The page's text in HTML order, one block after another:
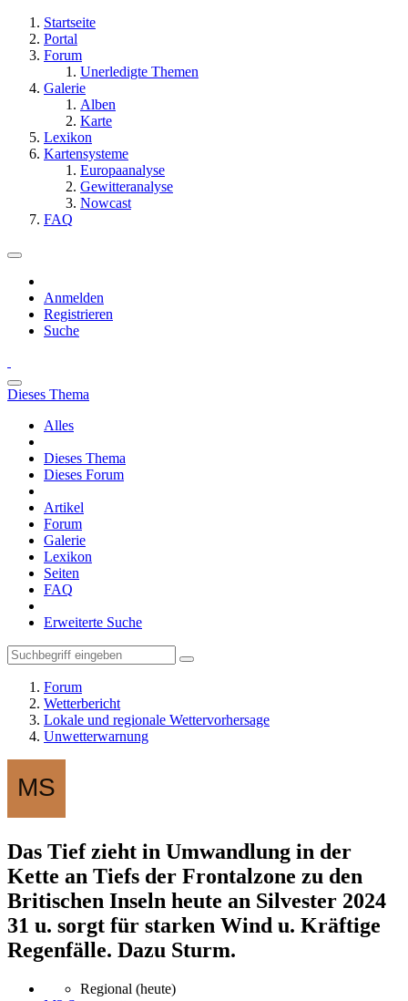
Startseite
Portal
Forum
Unerledigte Themen
Galerie
Alben
Karte
Lexikon
Kartensysteme
Europaanalyse
Gewitteranalyse
Nowcast
FAQ
Anmelden
Registrieren
Suche
Dieses Thema
Alles
Dieses Thema
Dieses Forum
Artikel
Forum
Galerie
Lexikon
Seiten
FAQ
Erweiterte Suche
Forum
Wetterbericht
Lokale und regionale Wettervorhersage
Unwetterwarnung
Das Tief zieht in Umwandlung in der
Kette an Tiefs der Frontalzone zu den
Britischen Inseln heute an Silvester 2024
31 u. sorgt für starken Wind u. Kräftige
Regenfälle. Dazu Sturm.
Regional (heute)